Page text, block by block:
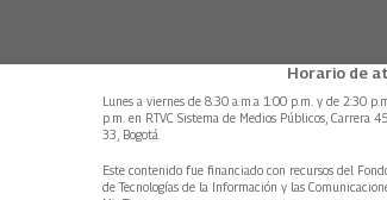
Horario de
Lunes a viernes de 8:30 a.m.a 1:00 p.m. y de 2:30
p.m. en RTVC Sistema de Medios Públicos, Carrera
33, Bogotá.
Este contenido fue financiado con recursos del
de Tecnologías de la Información y las